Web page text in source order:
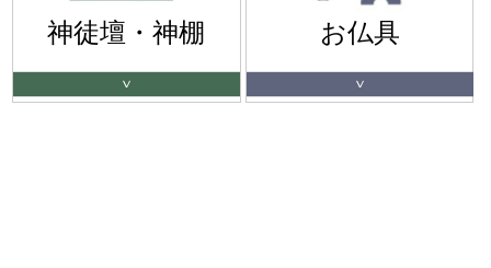
神徒壇・神棚
Ｖ
お仏具
Ｖ